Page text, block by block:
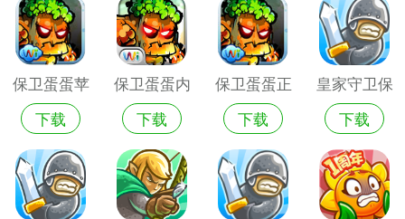
保卫蛋蛋苹
果版
下载
保卫蛋蛋内
购版
下载
保卫蛋蛋正
版
下载
皇家守卫保
卫战内购破
解版
下载